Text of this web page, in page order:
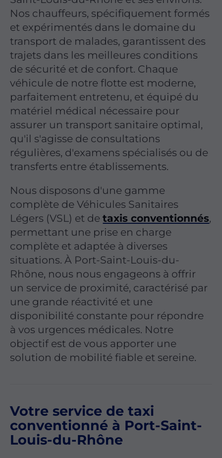
Nos chauffeurs, spécifiquement formés
et expérimentés dans le domaine du
transport de malades, garantissent des
trajets dans les meilleures conditions
de sécurité et de confort. Chaque
véhicule de notre flotte est moderne,
parfaitement entretenu, et équipé du
matériel médical nécessaire pour
assurer un transport sanitaire optimal,
qu'il s'agisse de consultations
régulières, d'examens spécialisés ou de
transferts entre établissements.
Nous disposons d'une gamme
complète de Véhicules Sanitaires
Légers (VSL) et detaxis conventionnés,
permettant une prise en charge
complète et adaptée à diverses
situations. À Port-Saint-Louis-du-
Rhône, nous nous engageons à offrir
un service de proximité, caractérisé par
une grande réactivité et une
disponibilité constante pour répondre
à vos urgences médicales. Notre
objectif est de vous apporter une
solution de mobilité fiable et sereine.
Votre service de taxi
conventionné à Port-Saint-
Louis-du-Rhône